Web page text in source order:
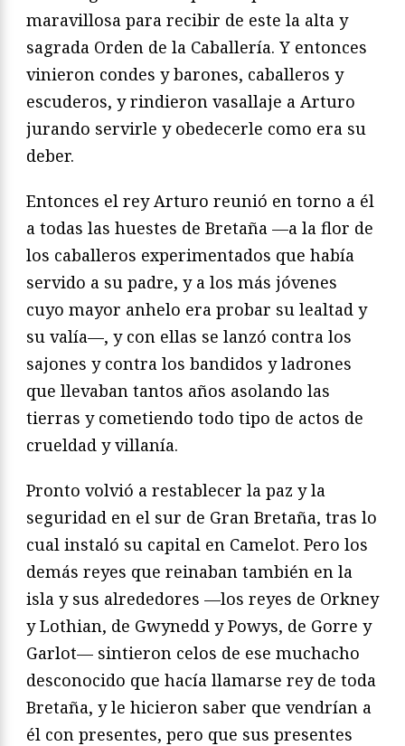
maravillosa para recibir de este la alta y
sagrada Orden de la Caballería. Y en­tonces
vinieron condes y barones, caballeros y
escuderos, y rindieron vasallaje a Arturo
jurando servirle y obedecerle como era su
deber.
Entonces el rey Arturo reunió en torno a él
a todas las huestes de Bretaña —a la flor de
los caballeros experimentados que había
servido a su padre, y a los más jóvenes
cuyo mayor anhelo era probar su lealtad y
su valía—, y con ellas se lanzó contra los
sajones y contra los bandidos y ladrones
que llevaban tantos años asolando las
tierras y cometiendo todo tipo de actos de
crueldad y villanía.
Pronto volvió a restablecer la paz y la
seguridad en el sur de Gran Bretaña, tras lo
cual instaló su capital en Camelot. Pero los
demás reyes que reinaban también en la
isla y sus alrededores —los reyes de Orkney
y Lothian, de Gwy­nedd y Powys, de Gorre y
Garlot— sintieron celos de ese muchacho
descono­cido que hacía llamarse rey de toda
Bretaña, y le hicieron saber que vendrían a
él con presentes, pero que sus presentes